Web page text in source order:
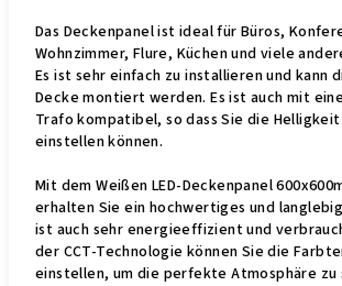
Das Deckenpanel ist ideal für Büros,
Wohnzimmer, Flure, Küchen und viele
Es ist sehr einfach zu installieren und kann
Decke montiert werden. Es ist auch mit
Trafo kompatibel, so dass Sie die
einstellen können.
Mit dem Weißen LED-Deckenpanel
erhalten Sie ein hochwertiges und
ist auch sehr energieeffizient und
der CCT-Technologie können Sie die
einstellen, um die perfekte Atmosphäre zu